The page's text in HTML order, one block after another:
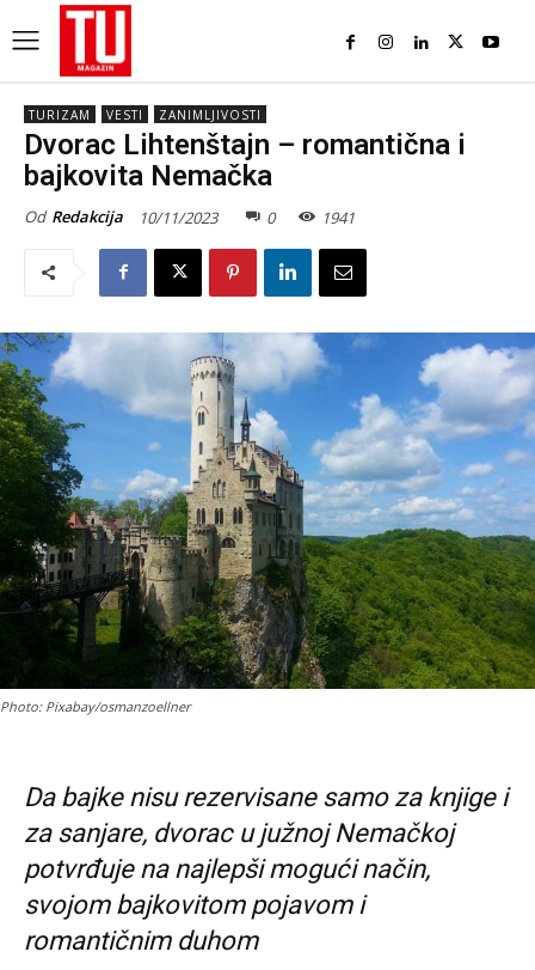
TURIZAM VESTI ZANIMLJIVOSTI
Dvorac Lihtenštajn – romantična i
bajkovita Nemačka
Od Redakcija 10/11/2023 0 1941
Photo: Pixabay/osmanzoellner
Da bajke nisu rezervisane samo za knjige i
za sanjare, dvorac u južnoj Nemačkoj
potvrđuje na najlepši mogući način,
svojom bajkovitom pojavom i
romantičnim duhom